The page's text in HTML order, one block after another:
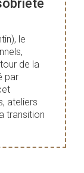
le
de la
par
ateliers
transition